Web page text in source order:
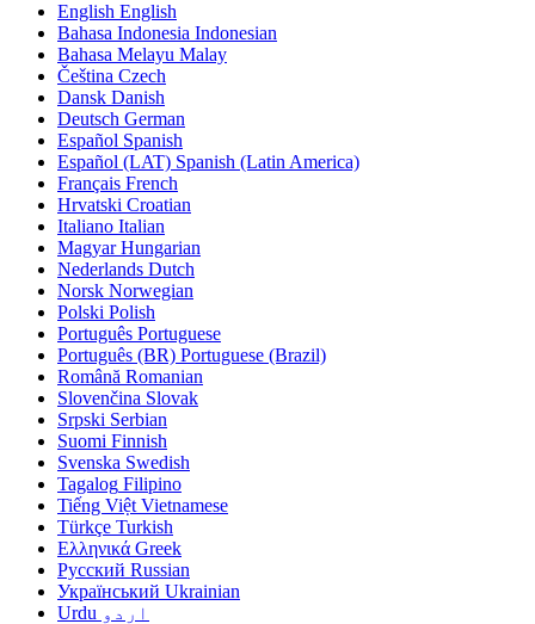
English English
Bahasa Indonesia Indonesian
Bahasa Melayu Malay
Čeština Czech
Dansk Danish
Deutsch German
Español Spanish
Español (LAT) Spanish (Latin America)
Français French
Hrvatski Croatian
Italiano Italian
Magyar Hungarian
Nederlands Dutch
Norsk Norwegian
Polski Polish
Português Portuguese
Português (BR) Portuguese (Brazil)
Română Romanian
Slovenčina Slovak
Srpski Serbian
Suomi Finnish
Svenska Swedish
Tagalog Filipino
Tiếng Việt Vietnamese
Türkçe Turkish
Ελληνικά Greek
Русский Russian
Український Ukrainian
اردو Urdu